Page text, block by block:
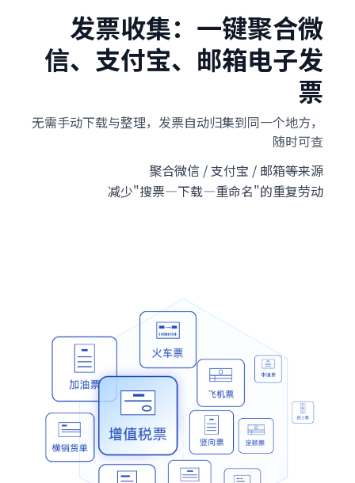
发票收集：一键聚合微
信、支付宝、邮箱电子发
票
无需手动下载与整理，发票自动归集到同一个地方，
随时可查
聚合微信 / 支付宝 / 邮箱等来源
减少"搜票—下载—重命名"的重复劳动